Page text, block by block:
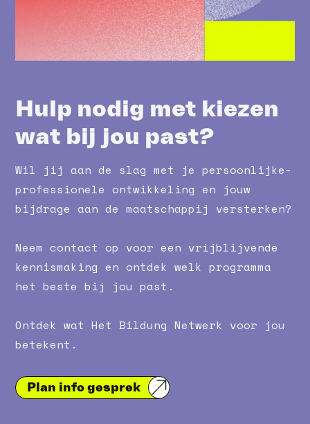
Hulp nodig met kiezen
wat bij jou past?
Wil jij aan de slag met je persoonlijke-
professionele ontwikkeling en jouw
bijdrage aan de maatschappij versterken?
Neem contact op voor een vrijblijvende
kennismaking en ontdek welk programma
het beste bij jou past.
Ontdek wat Het Bildung Netwerk voor jou
betekent.
Plan info gesprek